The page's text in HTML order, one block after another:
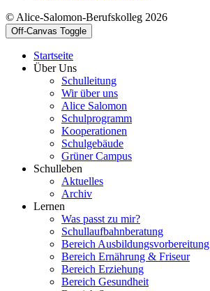
© Alice-Salomon-Berufskolleg 2026
Off-Canvas Toggle
Startseite
Über Uns
Schulleitung
Wir über uns
Alice Salomon
Schulprogramm
Kooperationen
Schulgebäude
Grüner Campus
Schulleben
Aktuelles
Archiv
Lernen
Was passt zu mir?
Schullaufbahnberatung
Bereich Ausbildungsvorbereitung
Bereich Ernährung & Friseur
Bereich Erziehung
Bereich Gesundheit